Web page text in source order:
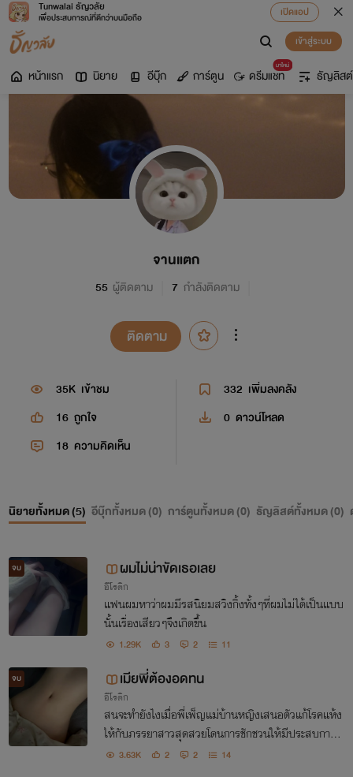
Tunwalai ธัญวลัย
เพื่อประสบการณ์ที่ดีกว่าบนมือถือ
เปิดแอป
เข้าสู่ระบบ
หน้าแรก นิยาย อีบุ๊ก การ์ตูน
มาใหม่
ดรีมแชท ธัญลิสต์
จานแตก
55 ผู้ติดตาม 7 กำลังติดตาม
ติดตาม
35K เข้าชม 332 เพิ่มลงคลัง
16 ถูกใจ 0 ดาวน์โหลด
18 ความคิดเห็น
นิยายทั้งหมด (5) อีบุ๊กทั้งหมด (0) การ์ตูนทั้งหมด (0) ธัญลิสต์ทั้งหมด (0)
จบ ผมไม่น่าขัดเธอเลย
อีโรติก
แฟนผมหาว่าผมมีรสนิยมสวิงกิ้งทั้งๆที่ผมไม่ได้เป็นแบบ
นั้นเรื่องเสียวๆจึงเกิดขึ้น
1.29K 3 2 11
จบ เมียพี่ต้องอดทน
อีโรติก
สนจะทำยังไงเมื่อพี่เพ็ญแม่บ้านหญิงเสนอตัวแก้โรคแห้ง
ให้กับภรรยาสาวสุดสวยโดนการชักชวนให้มีประสบการ
ณ์ใหม่ๆ
3.63K 2 2 14